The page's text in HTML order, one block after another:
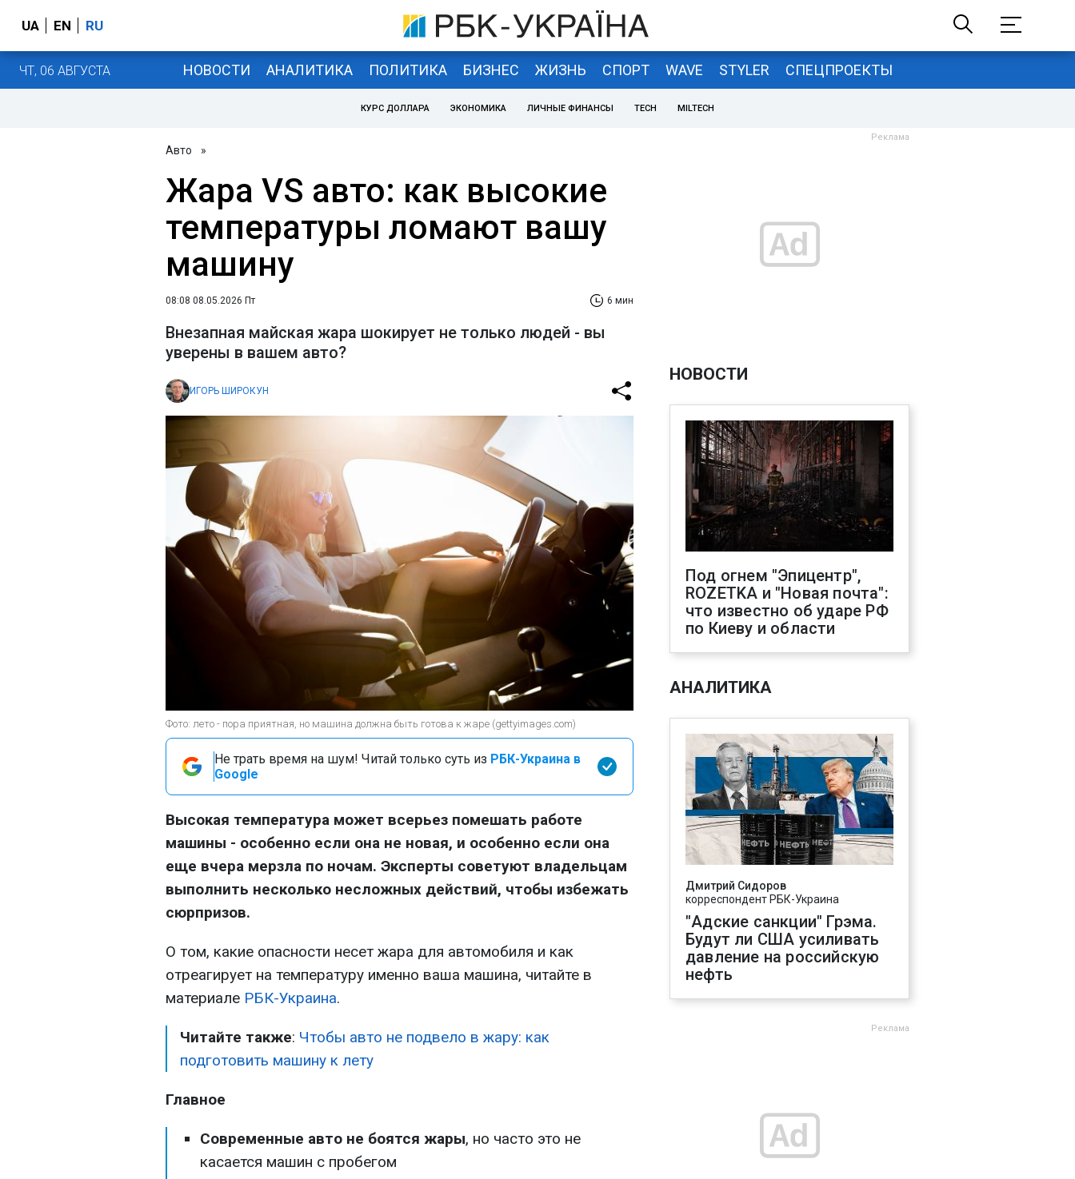
UA EN RU
ЧТ, 06 АВГУСТА НОВОСТИ АНАЛИТИКА ПОЛИТИКА БИЗНЕС ЖИЗНЬ СПОРТ WAVE STYLER СПЕЦПРОЕКТЫ
КУРС ДОЛЛАРА ЭКОНОМИКА ЛИЧНЫЕ ФИНАНСЫ TECH MILTECH
Авто »
Жара VS авто: как высокие
температуры ломают вашу
машину
08:08 08.05.2026 Пт 6 мин
Внезапная майская жара шокирует не только людей - вы
уверены в вашем авто?
ИГОРЬ ШИРОКУН
Фото: лето - пора приятная, но машина должна быть готова к жаре (gettyimages.com)
Не трать время на шум! Читай только суть из РБК-Украина в
Google
Высокая температура может всерьез помешать работе
машины - особенно если она не новая, и особенно если она
еще вчера мерзла по ночам. Эксперты советуют владельцам
выполнить несколько несложных действий, чтобы избежать
сюрпризов.
О том, какие опасности несет жара для автомобиля и как
отреагирует на температуру именно ваша машина, читайте в
материале РБК-Украина.
Читайте также: Чтобы авто не подвело в жару: как
подготовить машину к лету
Главное
Современные авто не боятся жары, но часто это не
касается машин с пробегом
НОВОСТИ
Под огнем "Эпицентр",
ROZETKA и "Новая почта":
что известно об ударе РФ
по Киеву и области
АНАЛИТИКА
Дмитрий Сидоров
корреспондент РБК-Украина
"Адские санкции" Грэма.
Будут ли США усиливать
давление на российскую
нефть